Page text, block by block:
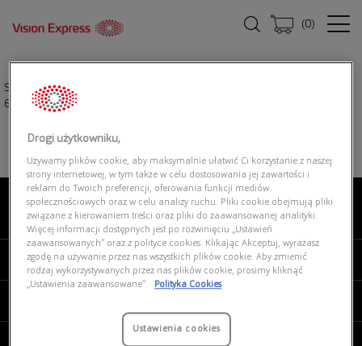
(0)
Strona główna|
609280
O NAS
MOJE VISION EXPRESS
Drogi użytkowniku,
Używamy plików cookie, aby maksymalnie ułatwić Ci korzystanie z naszej
strony internetowej, w tym także w celu dostosowania jej zawartości i
reklam do Twoich preferencji, oferowania funkcji mediów
społecznościowych oraz w celu analizy ruchu. Pliki cookie obejmują pliki
związane z kierowaniem treści oraz pliki do zaawansowanej analityki.
Więcej informacji dostępnych jest po rozwinięciu „Ustawień
zaawansowanych” oraz z polityce cookies. Klikając Akceptuj, wyrażasz
zgodę na używanie przez nas wszystkich plików cookie. Aby zmienić
rodzaj wykorzystywanych przez nas plików cookie, prosimy kliknąć
„Ustawienia zaawansowane”.
Polityka Cookies
Ustawienia cookies